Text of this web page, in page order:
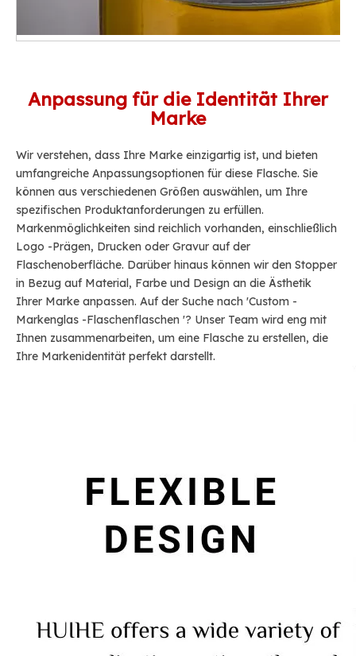
Anpassung für die Identität Ihrer
Marke
Wir verstehen, dass Ihre Marke einzigartig ist, und bieten
umfangreiche Anpassungsoptionen für diese Flasche. Sie
können aus verschiedenen Größen auswählen, um Ihre
spezifischen Produktanforderungen zu erfüllen.
Markenmöglichkeiten sind reichlich vorhanden, einschließlich
Logo -Prägen, Drucken oder Gravur auf der
Flaschenoberfläche. Darüber hinaus können wir den Stopper
in Bezug auf Material, Farbe und Design an die Ästhetik
Ihrer Marke anpassen. Auf der Suche nach 'Custom -
Markenglas -Flaschenflaschen '? Unser Team wird eng mit
Ihnen zusammenarbeiten, um eine Flasche zu erstellen, die
Ihre Markenidentität perfekt darstellt.